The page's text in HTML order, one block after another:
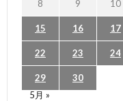
8 9 10
15 16 17
22 23 24
29
30
5月 »